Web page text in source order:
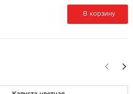
В корзину